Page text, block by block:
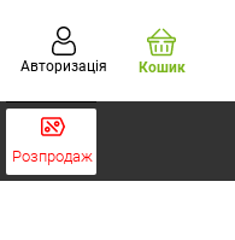
Авторизація Кошик
Розпродаж